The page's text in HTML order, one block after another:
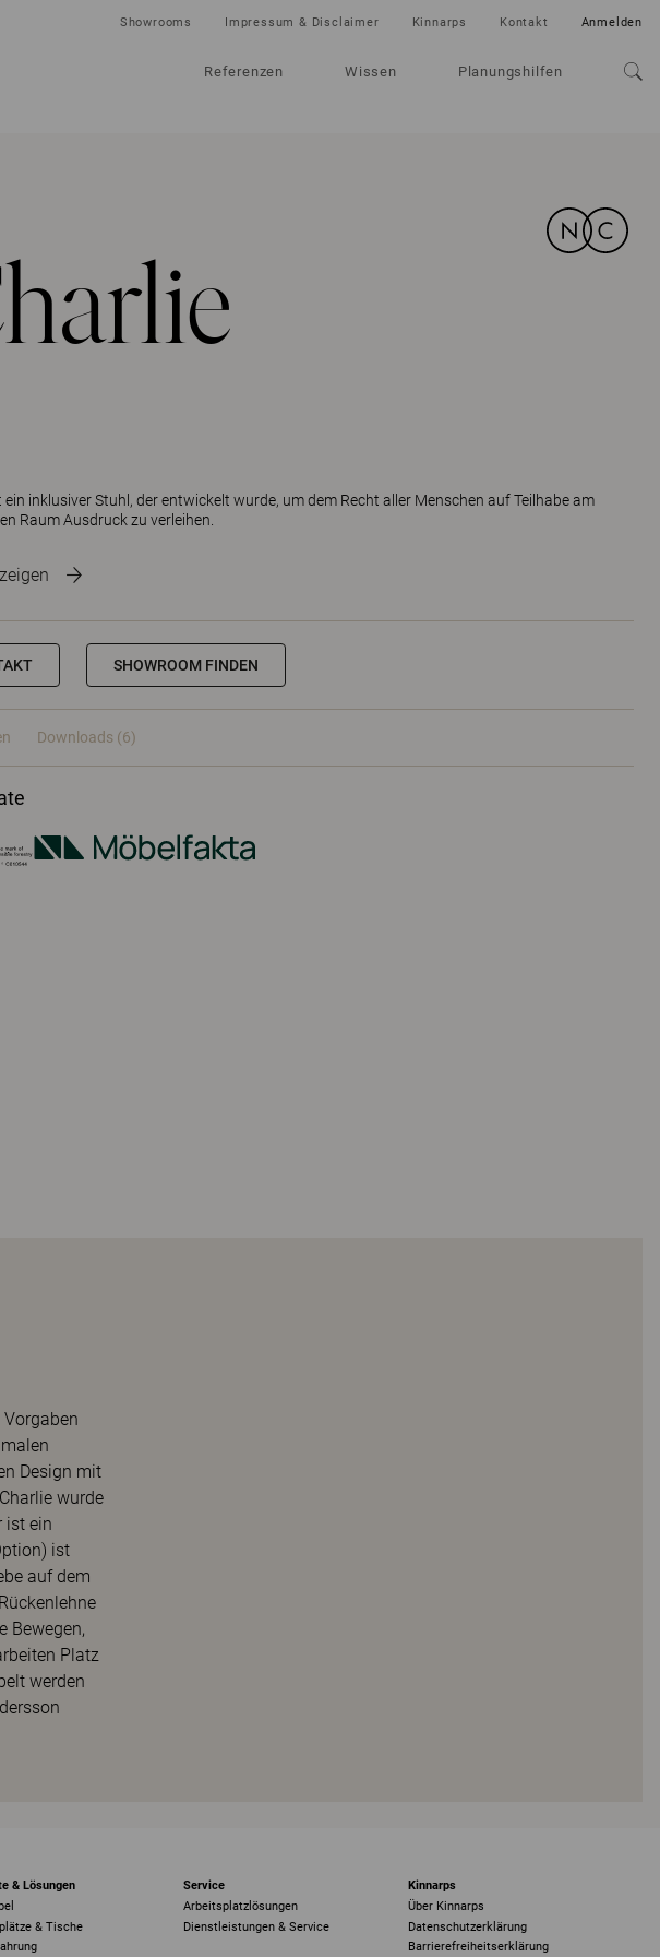
Referenzen Wissen Planungshilfen
Showrooms Impressum & Disclaimer Kinnarps Kontakt Anmelden
ein inklusiver Stuhl, der entwickelt wurde, um dem Recht aller Menschen auf Teilhabe am
Raum Ausdruck zu verleihen.
SHOWROOM FINDEN
Downloads (6)
Design mit
wurde
ist ein
ist
auf dem
Bewegen,
Platz
werden
& Lösungen
& Tische
Service
Arbeitsplatzlösungen
Dienstleistungen & Service
Kinnarps
Über Kinnarps
Datenschutzerklärung
Barrierefreiheits­erklärung